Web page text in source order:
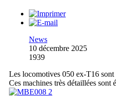
News
10 décembre 2025
1939
Les locomotives 050 ex-T16
Ces machines très détaillées sont